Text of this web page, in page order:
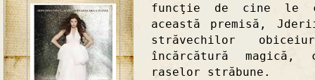
funcţie de cine le
această premisă,
străvechilor
încărcătură magică,
raselor străbune.